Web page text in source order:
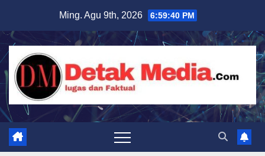
content
Ming. Agu 9th, 2026 6:59:42 PM